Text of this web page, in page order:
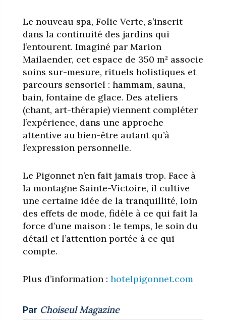
Le nouveau spa, Folie Verte, s’inscrit
dans la continuité des jardins qui
l’entourent. Imaginé par Marion
Mailaender, cet espace de 350 m² associe
soins sur-mesure, rituels holistiques et
parcours sensoriel : hammam, sauna,
bain, fontaine de glace. Des ateliers
(chant, art-thérapie) viennent compléter
l’expérience, dans une approche
attentive au bien-être autant qu’à
l’expression personnelle.
Le Pigonnet n’en fait jamais trop. Face à
la montagne Sainte-Victoire, il cultive
une certaine idée de la tranquillité, loin
des effets de mode, fidèle à ce qui fait la
force d’une maison : le temps, le soin du
détail et l’attention portée à ce qui
compte.
Plus d’information : hotelpigonnet.com
Par Choiseul Magazine